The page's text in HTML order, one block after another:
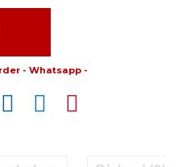
- Whatsapp -